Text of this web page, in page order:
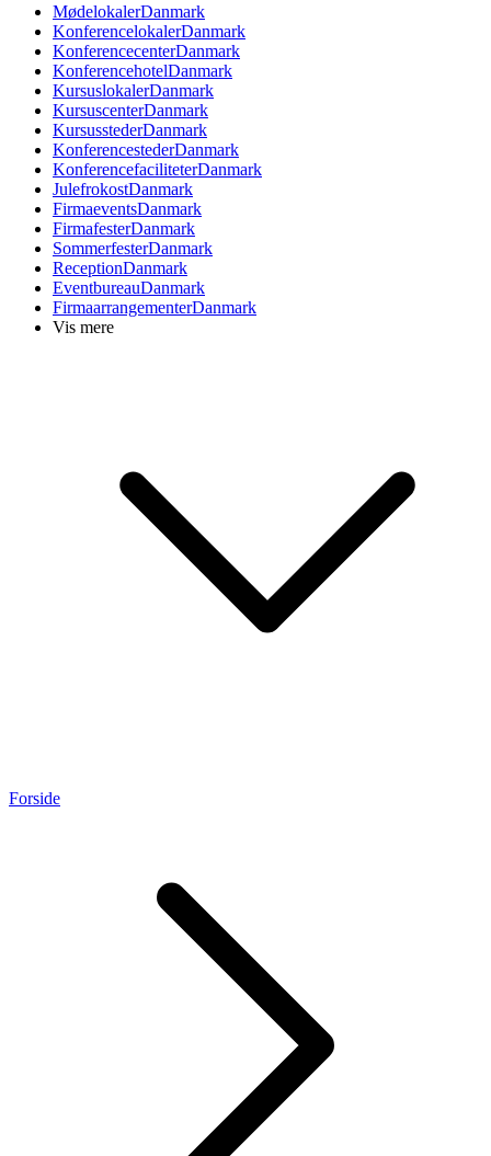
MødelokalerDanmark
KonferencelokalerDanmark
KonferencecenterDanmark
KonferencehotelDanmark
KursuslokalerDanmark
KursuscenterDanmark
KursusstederDanmark
KonferencestederDanmark
KonferencefaciliteterDanmark
JulefrokostDanmark
FirmaeventsDanmark
FirmafesterDanmark
SommerfesterDanmark
ReceptionDanmark
EventbureauDanmark
FirmaarrangementerDanmark
Vis mere
Forside